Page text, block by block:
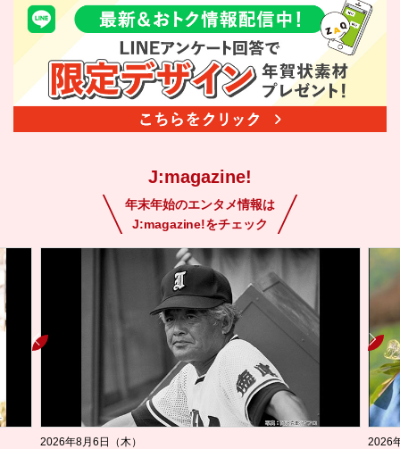
J:magazine!
年末年始のエンタメ情報は
J:magazine!をチェック
2026年8月6日（木） 2026